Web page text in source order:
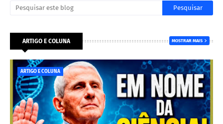
ARTIGO E COLUNA MOSTRAR MAIS
ARTIGO E COLUNA